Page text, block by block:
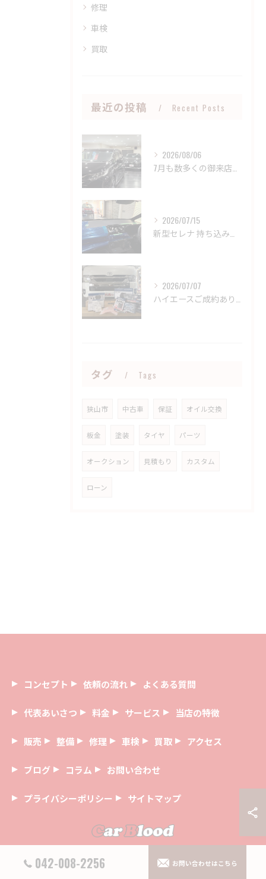
修理
車検
買取
最近の投稿 Recent Posts
2026/08/06
7月も数多くの御来店、御成約誠にありがとうございました🤝
2026/07/15
新型セレナ 持ち込みパーツ取り付け御依頼誠にありがとうござい...
2026/07/07
ハイエースご成約ありがとうございました🤝
タグ Tags
狭山市 中古車 保証 オイル交換
板金 塗装 タイヤ パーツ
オークション 見積もり カスタム
ローン
042-008-2256 お問い合わせはこちら
コンセプト 依頼の流れ よくある質問
代表あいさつ 料金 サービス 当店の特徴
販売 整備 修理 車検 買取 アクセス
ブログ コラム お問い合わせ
プライバシーポリシー サイトマップ
© 2026 埼玉県狭山市の中古車ならCar Blood ALL RIGHTS RESERVED.